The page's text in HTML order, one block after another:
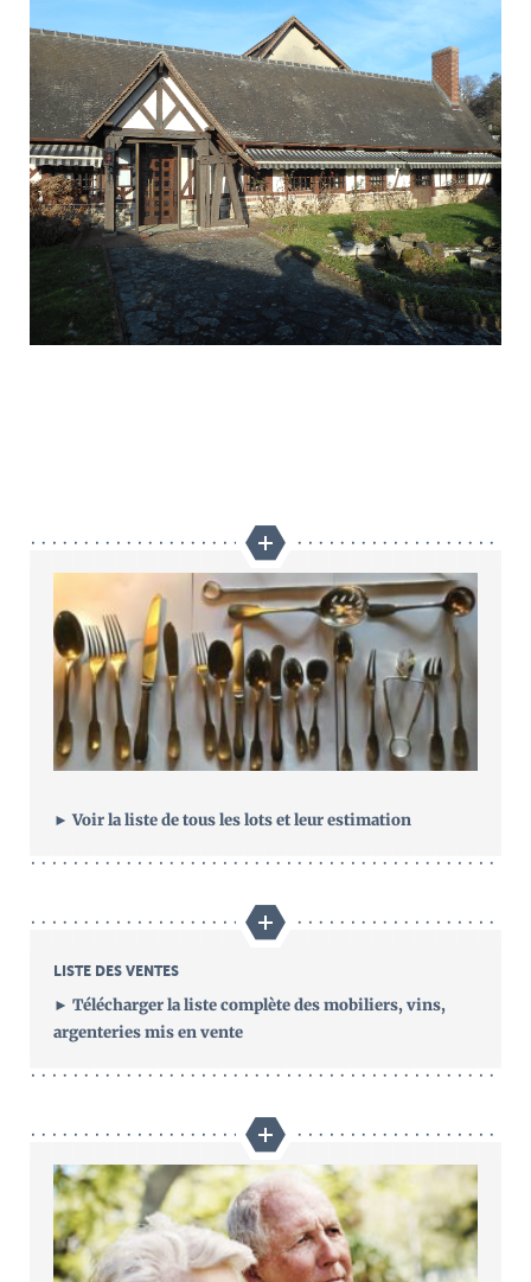
► Voir la liste de tous les lots et leur estimation
LISTE DES VENTES
► Télécharger la liste complète des mobiliers, vins,
argenteries mis en vente